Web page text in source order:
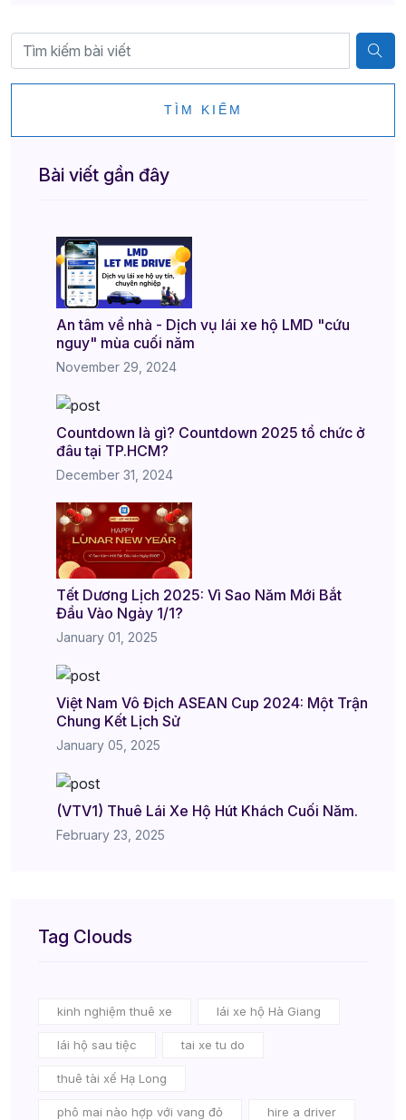
TÌM KIẾM
Bài viết gần đây
An tâm về nhà - Dịch vụ lái xe hộ LMD "cứu
nguy" mùa cuối năm
November 29, 2024
Countdown là gì? Countdown 2025 tổ chức ở
đâu tại TP.HCM?
December 31, 2024
Tết Dương Lịch 2025: Vì Sao Năm Mới Bắt
Đầu Vào Ngày 1/1?
January 01, 2025
Việt Nam Vô Địch ASEAN Cup 2024: Một Trận
Chung Kết Lịch Sử
January 05, 2025
(VTV1) Thuê Lái Xe Hộ Hút Khách Cuối Năm.
February 23, 2025
Tag Clouds
kinh nghiệm thuê xe lái xe hộ Hà Giang
lái hộ sau tiệc tai xe tu do
thuê tài xế Hạ Long
phô mai nào hợp với vang đỏ hire a driver